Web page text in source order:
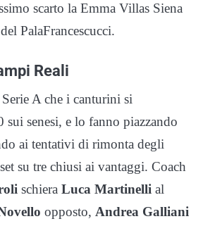
scarto la Emma Villas Siena
PalaFrancescucci.
Reali
A che i canturini si
senesi, e lo fanno piazzando
ai tentativi di rimonta degli
su tre chiusi ai vantaggi. Coach
schiera Luca Martinelli al
opposto, Andrea Galliani